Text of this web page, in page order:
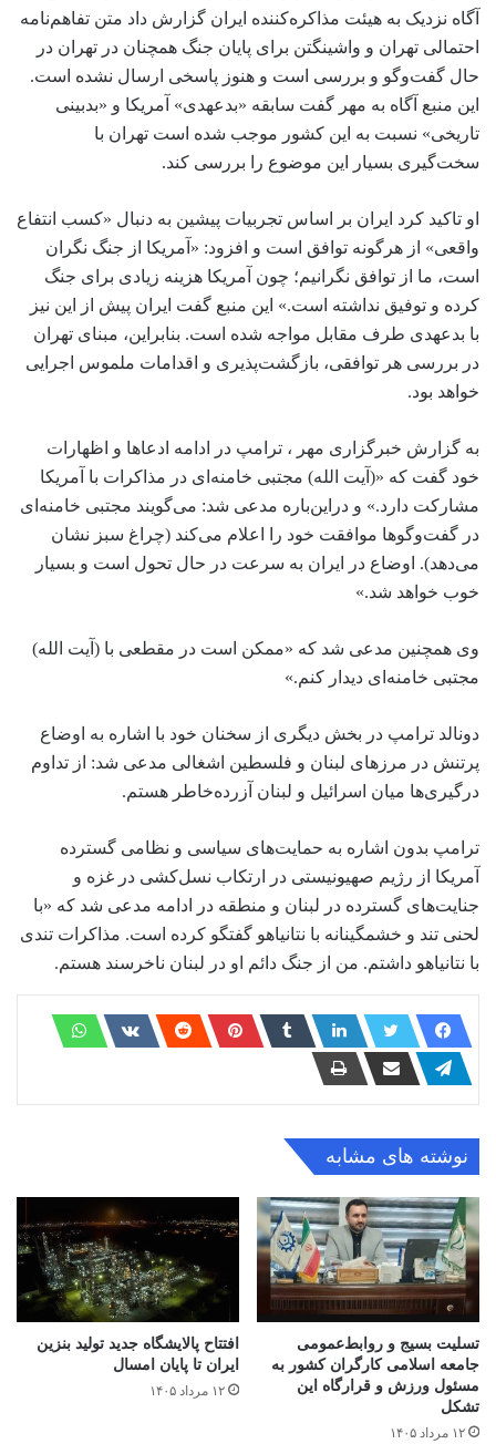
آگاه نزدیک به هیئت مذاکره‌کننده ایران گزارش داد متن تفاهم‌نامه
احتمالی تهران و واشینگتن برای پایان جنگ همچنان در تهران در
حال گفت‌وگو و بررسی است و هنوز پاسخی ارسال نشده است.
این منبع آگاه به مهر گفت سابقه «بدعهدی» آمریکا و «بدبینی
تاریخی» نسبت به این کشور موجب شده است تهران با
سخت‌گیری بسیار این موضوع را بررسی کند.
او تاکید کرد ایران بر اساس تجربیات پیشین به دنبال «کسب انتفاع
واقعی» از هرگونه توافق است و افزود: «آمریکا از جنگ نگران
است، ما از توافق نگرانیم؛ چون آمریکا هزینه زیادی برای جنگ
کرده و توفیق نداشته است.» این منبع گفت ایران پیش از این نیز
با بدعهدی طرف مقابل مواجه شده است. بنابراین، مبنای تهران
در بررسی هر توافقی، بازگشت‌پذیری و اقدامات ملموس اجرایی
خواهد بود.
به گزارش خبرگزاری مهر ، ترامپ در ادامه ادعاها و اظهارات
خود گفت که «(آیت الله) مجتبی خامنه‌ای در مذاکرات با آمریکا
مشارکت دارد.» و دراین‌باره مدعی شد: می‌گویند مجتبی خامنه‌ای
در گفت‌وگوها موافقت خود را اعلام می‌کند (چراغ سبز نشان
می‌دهد). اوضاع در ایران به سرعت در حال تحول است و بسیار
خوب خواهد شد.»
وی همچنین مدعی شد که «ممکن است در مقطعی با (آیت الله)
مجتبی خامنه‌ای دیدار کنم.»
دونالد ترامپ در بخش دیگری از سخنان خود با اشاره به اوضاع
پرتنش در مرزهای لبنان و فلسطین اشغالی مدعی شد: از تداوم
درگیری‌ها میان اسرائیل و لبنان آزرده‌خاطر هستم.
ترامپ بدون اشاره به حمایت‌های سیاسی و نظامی گسترده
آمریکا از رژیم صهیونیستی در ارتکاب نسل‌کشی در غزه و
جنایت‌های گسترده در لبنان و منطقه در ادامه مدعی شد که «با
لحنی تند و خشمگینانه با نتانیاهو گفتگو کرده است. مذاکرات تندی
با نتانیاهو داشتم. من از جنگ دائم او در لبنان ناخرسند هستم.
نوشته های مشابه
تسلیت بسیج و روابط‌عمومی
جامعه اسلامی کارگران کشور به
مسئول ورزش و قرارگاه این
تشکل
۱۲ مرداد ۱۴۰۵
افتتاح ‌پالایشگاه جدید تولید بنزین
ایران تا پایان امسال
۱۲ مرداد ۱۴۰۵